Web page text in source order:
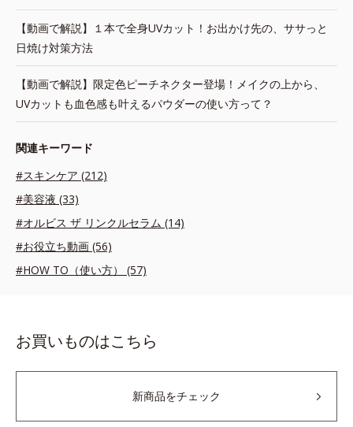
【動画で解説】１本で全身UVカット！お出かけ先の、ササっと
日焼け対策方法
【動画で解説】限定色ピーチネクター登場！メイクの上から、
UVカットも血色感も叶えるパウダーの使い方って？
関連キーワード
#スキンケア (212)
#美容液 (33)
#オルビス ザ リンクルセラム (14)
#お役立ち動画 (56)
#HOW TO（使い方） (57)
お買いものはこちら
新商品をチェック